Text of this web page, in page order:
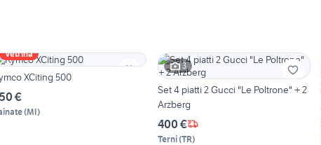
Vetrina
XCiting 500
€
(MI)
3
Set 4 piatti 2 Gucci "Le Poltrone" + 2
Arzberg
400 €
Terni(TR)